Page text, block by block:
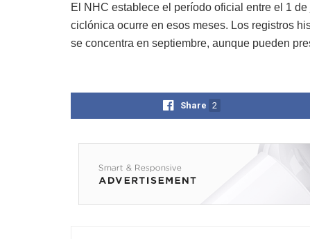
El NHC establece el período oficial entre el 1
ciclónica ocurre en esos meses. Los registros
se concentra en septiembre, aunque pueden
Share 2